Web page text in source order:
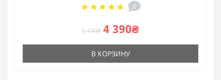
2
5 190₴ 4 390₴
В КОРЗИНУ